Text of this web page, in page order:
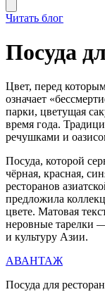
Читать блог
Посуда
Цвет, перед
означает
парки, цветущая
время года.
речушками и
Посуда, которой
чёрная, красная,
ресторанов
предложила
цвете. Матовая
неровные тарелки
и культуру Азии.
АВАНТАЖ
Посуда для